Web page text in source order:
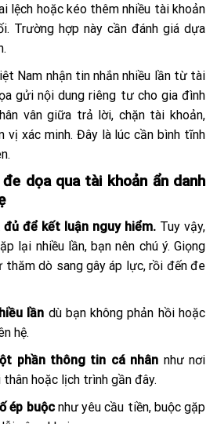
lệch hoặc kéo thêm nhiều tài khoản
Trường hợp này cần đánh giá dựa
Nam nhận tin nhắn nhiều lần từ tài
gửi nội dung riêng tư cho gia đình
vân giữa trả lời, chặn tài khoản,
vị xác minh. Đây là lúc cần bình tĩnh
dọa qua tài khoản ẩn danh
để kết luận nguy hiểm. Tuy vậy,
lại nhiều lần, bạn nên chú ý. Giọng
dò sang gây áp lực, rồi đến đe
lần dù bạn không phản hồi hoặc
hệ.
phần thông tin cá nhân như nơi
hoặc lịch trình gần đây.
ép buộcnhư yêu cầu tiền, buộc gặp